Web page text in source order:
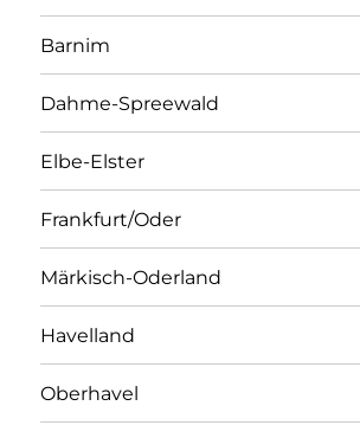
Barnim
Dahme-Spreewald
Elbe-Elster
Frankfurt/Oder
Märkisch-Oderland
Havelland
Oberhavel